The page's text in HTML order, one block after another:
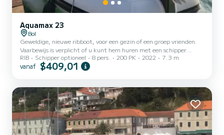
Aquamax 23
Bol
Geweldige, nieuwe ribboot, voor een gezin of een groep vrienden.
Vaarbewijs is verplicht of u kunt hem huren met een schipper
(extra kosten) Hij heeft mooie stoelen, bimini, veiligheidsvesten,
anker... gewoon perfect om nabijgelegen eilanden of baaien te
om te eten in restaurants op zee met uitzicht... er zijn veel
mogelijkheden. Vaarbewijs vereist voor bareboat charter.
RIB Schipper optioneel 8 pers. 200 PK 2022 7.3 m
vanaf $409,01